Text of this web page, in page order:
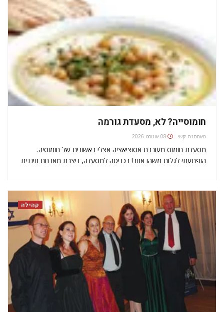
חומוסייה? לא, מסעדת גורמה
מאתחנה קשי 08 אוגוסט 2026
מסעדת חומוס מעוררת אסוציאציה אצלי ראשונית של חומוסיה.
הופתעתי לגלות משהו אחר! בכניסה למסעדה, ניצבת מארחת חיננית
והנעים. כמו כן יש…
קהילה